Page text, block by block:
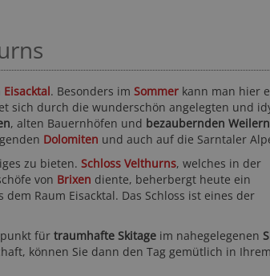
Eisacktal. Besonders im Sommer kann man hier
sich durch die wunderschön angelegten und
, alten Bauernhöfen und bezaubernden Weilern
Dolomiten und auch auf die Sarntaler
zu bieten. Schloss Velthurns, welches in der
von Brixen diente, beherbergt heute ein
Raum Eisacktal. Das Schloss ist eines der
für traumhafte Skitage im nahegelegenen
können Sie dann den Tag gemütlich in